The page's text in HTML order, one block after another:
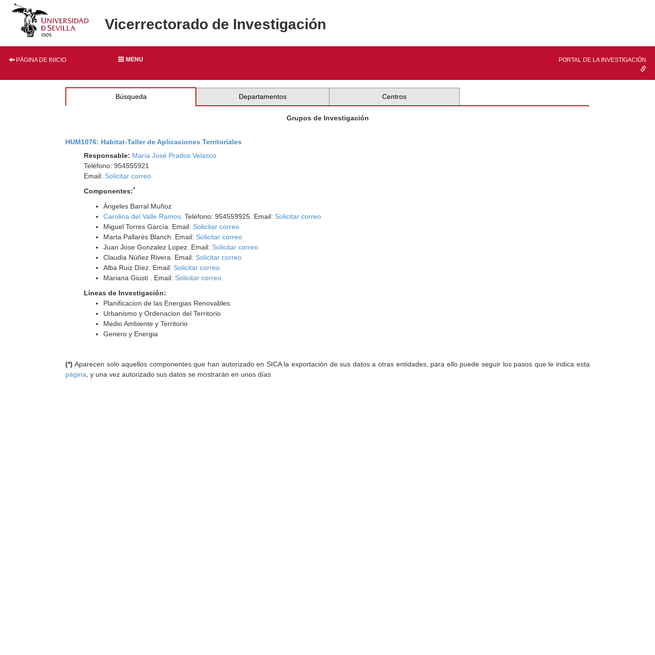
Vicerrectorado de Investigación
PÁGINA DE INICIO MENU PORTAL DE LA INVESTIGACIÓN
Búsqueda Departamentos Centros
Grupos de Investigación
HUM1076: Habitat-Taller de Aplicaciones Territoriales
Responsable: María José Prados Velasco
Teléfono: 954555921
Email: Solicitar correo
Componentes:*
Ángeles Barral Muñoz
Carolina del Valle Ramos . Teléfono: 954559925. Email: Solicitar correo
Miguel Torres García. Email: Solicitar correo
Marta Pallarès Blanch. Email: Solicitar correo
Juan Jose Gonzalez Lopez. Email: Solicitar correo
Claudia Núñez Rivera. Email: Solicitar correo
Alba Ruiz Díez. Email: Solicitar correo
Mariana Giusti . Email: Solicitar correo
Líneas de Investigación:
Planificacion de las Energias Renovables
Urbanismo y Ordenacion del Territorio
Medio Ambiente y Territorio
Genero y Energia
(*) Aparecen solo aquellos componentes que han autorizado en SICA la exportación de sus datos a otras entidades, para ello puede seguir los pasos que le indica esta
página , y una vez autorizado sus datos se mostrarán en unos días